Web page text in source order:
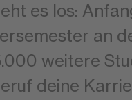
es los:
an
weitere
deine